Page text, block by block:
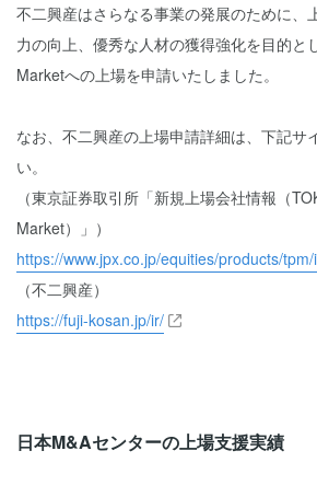
不二興産はさらなる事業の発展のために、
力の向上、優秀な人材の獲得強化を目的と
Marketへの上場を申請いたしました。
なお、不二興産の上場申請詳細は、下記サ
い。
（東京証券取引所「新規上場会社情報（
Market）」）
https://www.jpx.co.jp/equities/products/
（不二興産）
https://fuji-kosan.jp/ir/
日本M&Aセンターの上場支援実績